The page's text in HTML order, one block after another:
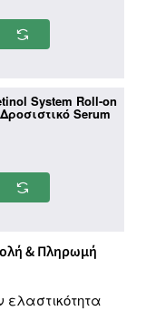
& Πληρωμή
ελαστικότητα
System Roll-on
Serum